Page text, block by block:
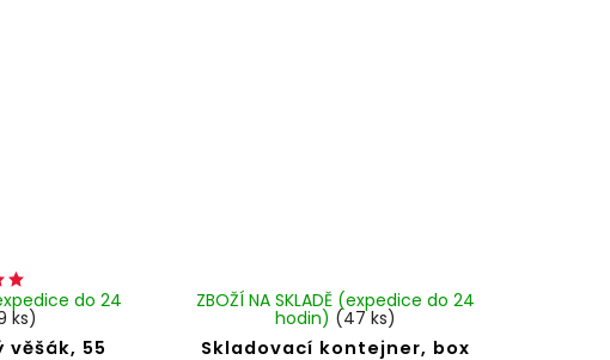
věšák, 55
do 24
ks)
Skladovací kontejner, box
ZBOŽÍ NA SKLADĚ (expedice do 24
hodin) (47 ks)